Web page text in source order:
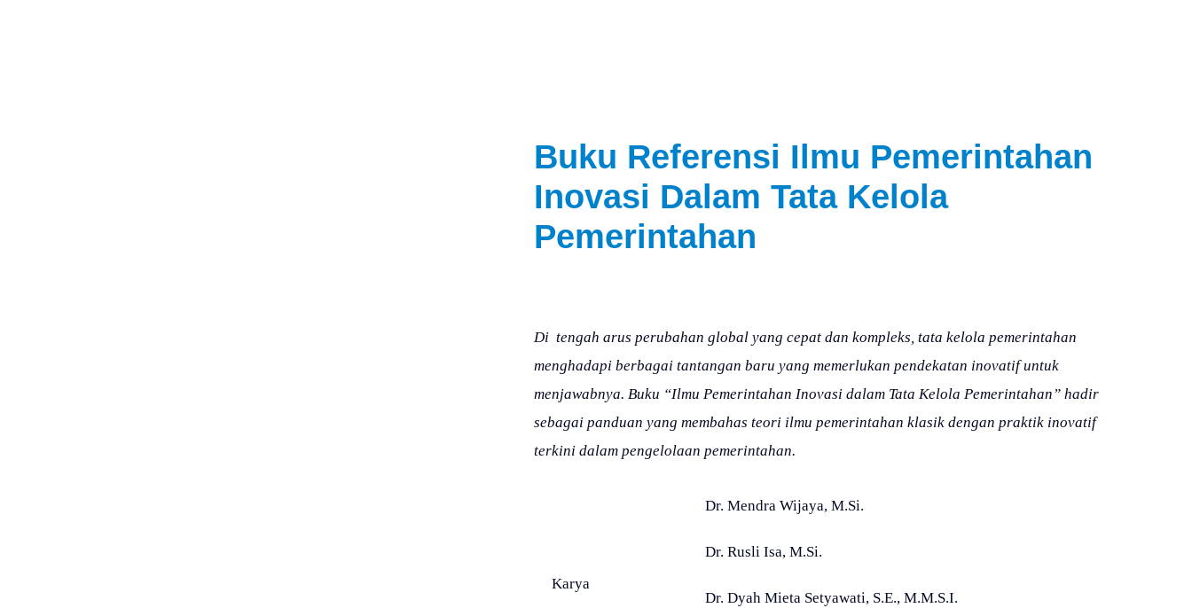
Buku Referensi Ilmu Pemerintahan
Inovasi Dalam Tata Kelola
Pemerintahan
Di tengah arus perubahan global yang cepat dan kompleks, tata kelola pemerintahan
menghadapi berbagai tantangan baru yang memerlukan pendekatan inovatif untuk
menjawabnya. Buku “Ilmu Pemerintahan Inovasi dalam Tata Kelola Pemerintahan” hadir
sebagai panduan yang membahas teori ilmu pemerintahan klasik dengan praktik inovatif
terkini dalam pengelolaan pemerintahan.
Karya
Dr. Mendra Wijaya, M.Si.
Dr. Rusli Isa, M.Si.
Dr. Dyah Mieta Setyawati, S.E., M.M.S.I.